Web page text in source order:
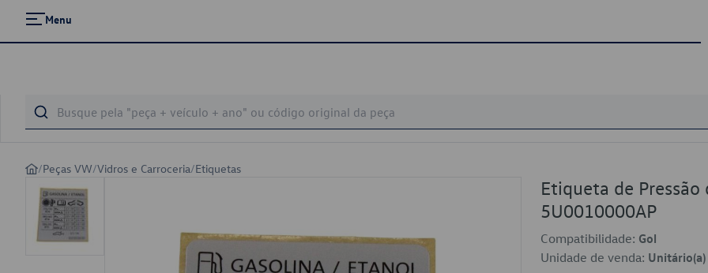
Menu
/Peças VW/Vidros e Carroceria/Etiquetas
Etiqueta de Pressão
5U0010000AP
Compatibilidade: Gol
Unidade de venda: Unitário(a)